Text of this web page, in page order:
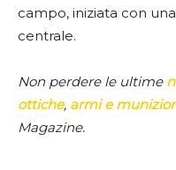
campo, iniziata con
centrale.
Non perdere le ultime
ottiche, armi e
Magazine.